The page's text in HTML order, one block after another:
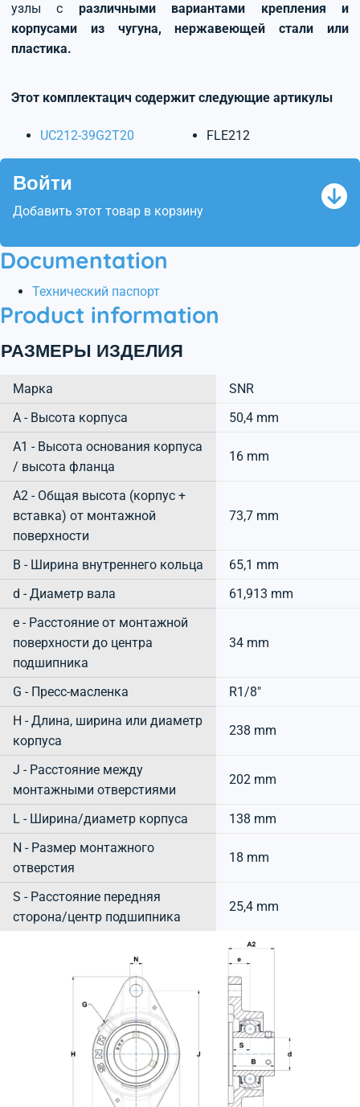
узлы с различными вариантами крепления и
корпусами из чугуна, нержавеющей стали или
пластика.
Этот комплектацич содержит следующие артикулы
UC212-39G2T20 FLE212
Войти
Добавить этот товар в корзину
Documentation
Технический паспорт
Product information
РАЗМЕРЫ ИЗДЕЛИЯ
Марка
SNR
А - Высота корпуса
50,4 mm
A1 - Высота основания корпуса
/ высота фланца
16 mm
A2 - Общая высота (корпус +
вставка) от монтажной
поверхности
73,7 mm
B - Ширина внутреннего кольца
65,1 mm
d - Диаметр вала
61,913 mm
e - Расстояние от монтажной
поверхности до центра
подшипника
34 mm
G - Пресс-масленка
R1/8"
H - Длина, ширина или диаметр
корпуса
238 mm
J - Расстояние между
монтажными отверстиями
202 mm
L - Ширина/диаметр корпуса
138 mm
N - Размер монтажного
отверстия
18 mm
S - Расстояние передняя
сторона/центр подшипника
25,4 mm